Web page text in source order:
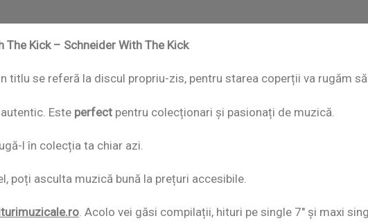
Kick ‎– Schneider With The Kick
titlu se referă la discul propriu-zis, pentru starea coperții va rugăm
autentic. Este perfect pentru colecționari și pasionați de muzică.
l în colecția ta chiar azi.
poți asculta muzică bună la prețuri accesibile.
. Acolo vei găsi compilații, hituri pe single 7″ și maxi